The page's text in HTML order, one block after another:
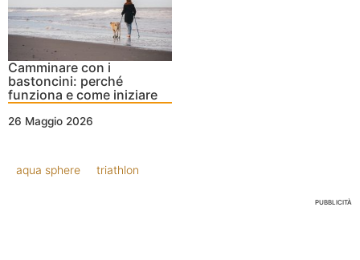
Camminare con i
bastoncini: perché
funziona e come iniziare
26 Maggio 2026
aqua sphere triathlon
PUBBLICITÀ